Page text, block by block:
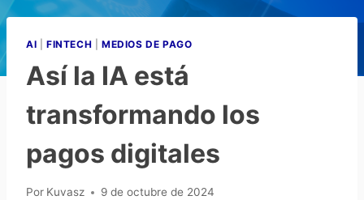
AI FINTECH MEDIOS DE PAGO
Así la IA está
transformando los
pagos digitales
Por Kuvasz 9 de octubre de 2024